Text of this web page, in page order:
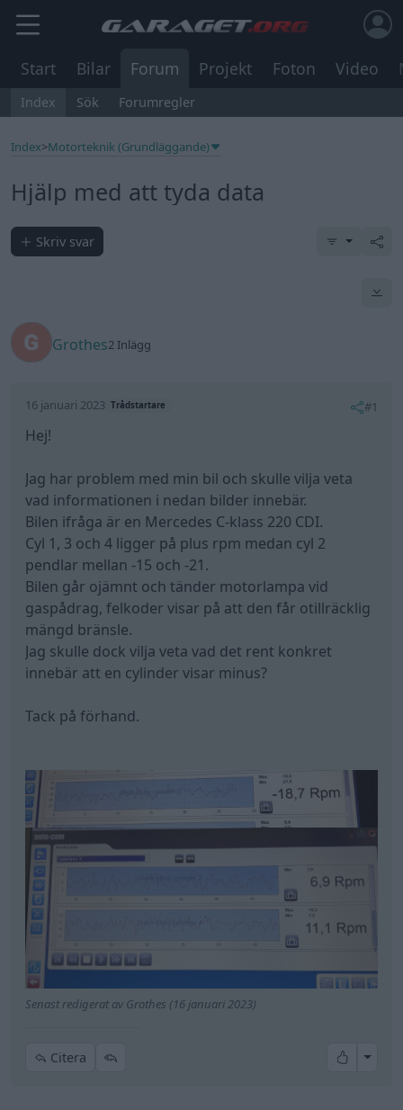
Start Bilar Forum Projekt Foton Video
Index Sök Forumregler
Index>Motorteknik (Grundläggande)
Hjälp med att tyda data
Skriv svar
Grothes2 Inlägg
16 januari 2023 Trådstartare #1
Hej!
Jag har problem med min bil och skulle vilja veta
vad informationen i nedan bilder innebär.
Bilen ifråga är en Mercedes C-klass 220 CDI.
Cyl 1, 3 och 4 ligger på plus rpm medan cyl 2
pendlar mellan -15 och -21.
Bilen går ojämnt och tänder motorlampa vid
gaspådrag, felkoder visar på att den får otillräcklig
mängd bränsle.
Jag skulle dock vilja veta vad det rent konkret
innebär att en cylinder visar minus?
Tack på förhand.
Senast redigerat av Grothes (16 januari 2023)
Citera All